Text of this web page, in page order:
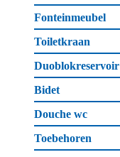
Fonteinmeubel
Toiletkraan
Duoblokreservoir
Bidet
Douche wc
Toebehoren